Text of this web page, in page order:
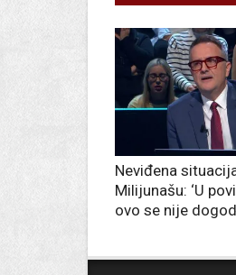
Neviđena
Milijunašu: ‘U
ovo se nije